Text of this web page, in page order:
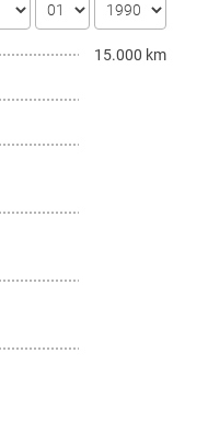
15.000 km